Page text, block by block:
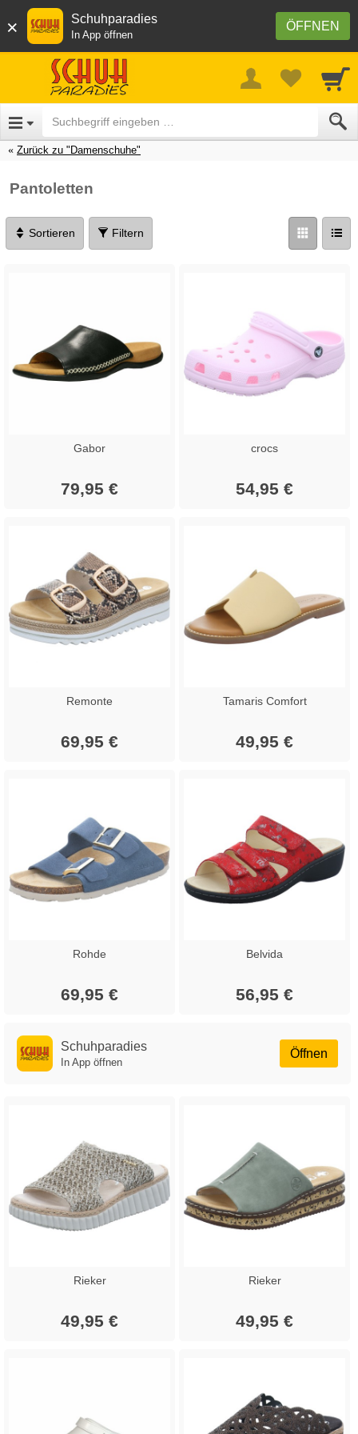
× ÖFFNEN
Schuhparadies
In App öffnen
Zurück zu "Damenschuhe"
Pantoletten
Sortieren Filtern
Gabor
79,95 €
crocs
54,95 €
Remonte
69,95 €
Tamaris Comfort
49,95 €
Rohde
69,95 €
Belvida
56,95 €
Öffnen
Schuhparadies
In App öffnen
Rieker
49,95 €
Rieker
49,95 €